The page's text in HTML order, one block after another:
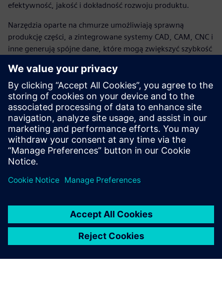
efektywność, jakość i dokładność rozwoju produktu.
Narzędzia oparte na chmurze umożliwiają sprawną
produkcję części, a zintegrowane systemy CAD, CAM, CNC i
inne generują spójne dane, które mogą zwiększyć szybkość
Produkcja części to złożony biznes, ale transformacja
cyfrowa pozwala uprościć nawet najtrudniejsze procesy i
zwiększyć rentowność przedsiębiorstwa.
Z tego bezpłatnego artykułu technicznego dowiesz się, co
można zrobić.
Udostępnij